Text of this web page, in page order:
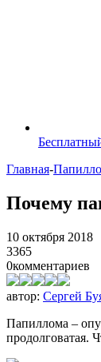
Главная-
Почему
10 октября 2018
3365
0комментариев
автор: Сергей
Папиллома –
продолговатая.